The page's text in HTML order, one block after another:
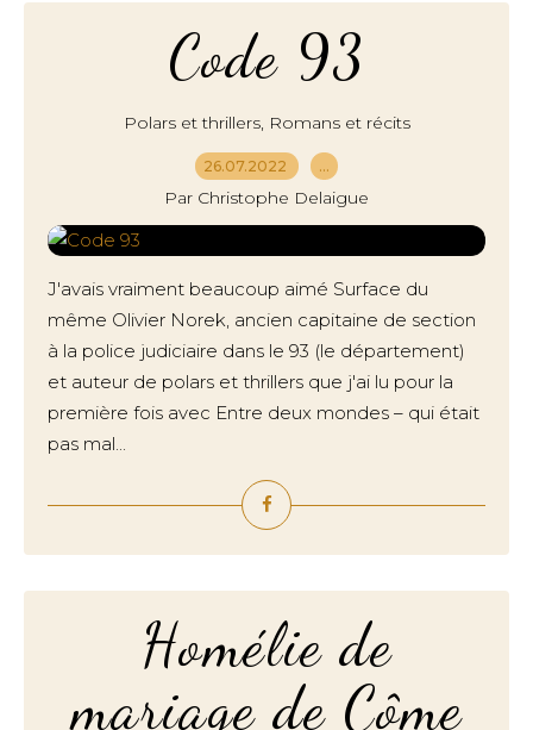
Code 93
Polars et thrillers, Romans et récits
26.07.2022 …
Par Christophe Delaigue
J'avais vraiment beaucoup aimé Surface du
même Olivier Norek, ancien capitaine de section
à la police judiciaire dans le 93 (le département)
et auteur de polars et thrillers que j'ai lu pour la
première fois avec Entre deux mondes – qui était
pas mal...
Homélie de
mariage de Côme